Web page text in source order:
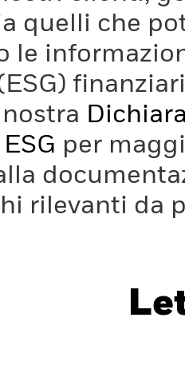
quelli che
le
per
rilevanti da